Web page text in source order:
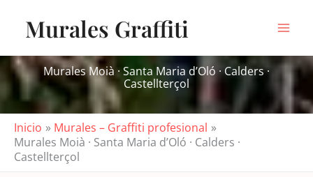
contenidoMurales Graffiti
Murales Moià · Santa Maria d’Oló · Calders ·
Castellterçol
Inicio
Murales – Graffiti profesional
Murales Moià · Santa Maria d’Oló · Calders ·
Castellterçol